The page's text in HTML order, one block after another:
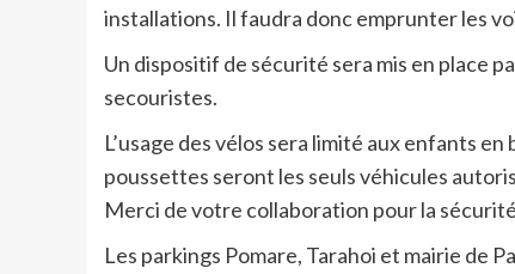
installations. Il faudra donc emprunter les
Un dispositif de sécurité sera mis en place
secouristes.
L’usage des vélos sera limité aux enfants
poussettes seront les seuls véhicules
Merci de votre collaboration pour la
Les parkings Pomare, Tarahoi et mairie de